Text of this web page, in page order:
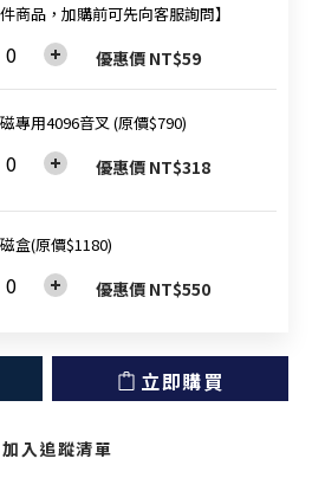
商品，加購前可先向客服詢問】
優惠價 NT$59
專用4096音叉 (原價$790)
優惠價 NT$318
盒(原價$1180)
優惠價 NT$550
立即購買
加入追蹤清單